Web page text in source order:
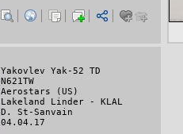
Yakovlev Yak-52 TD
N621TW
Aerostars (US)
Lakeland Linder - KLAL
D. St-Sanvain
04.04.17